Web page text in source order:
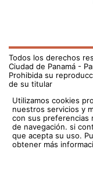
Todos los derechos
Ciudad de Panamá -
Prohibida su
de su titular
Utilizamos cookies
nuestros servicios y
con sus preferencias
de navegación. si
que acepta su uso.
obtener más